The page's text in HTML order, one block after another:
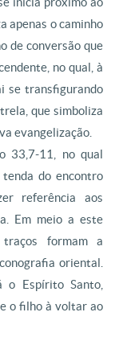
apenas o caminho
de conversão que
no qual, à
se transfigurando
que simboliza
evangelização.
33,7-11, no qual
do encontro
referência aos
Em meio a este
formam a
oriental.
o Espírito Santo,
o filho à voltar ao